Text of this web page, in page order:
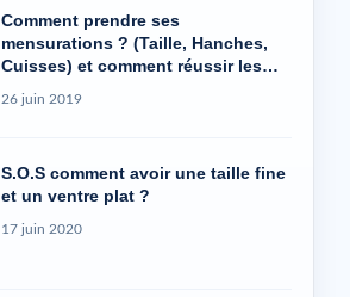
Comment prendre ses
mensurations ? (Taille, Hanches,
Cuisses) et comment réussir les
26 juin 2019
S.O.S comment avoir une taille fine
et un ventre plat ?
17 juin 2020